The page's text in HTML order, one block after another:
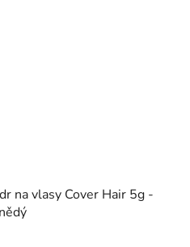
na vlasy Cover Hair 5g -